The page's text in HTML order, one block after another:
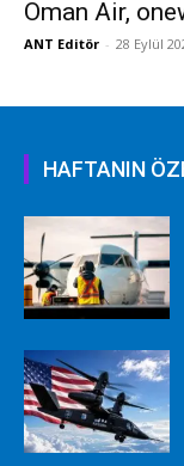
Oman Air,
ANT Editör - 28 Eylül
HAFTANIN